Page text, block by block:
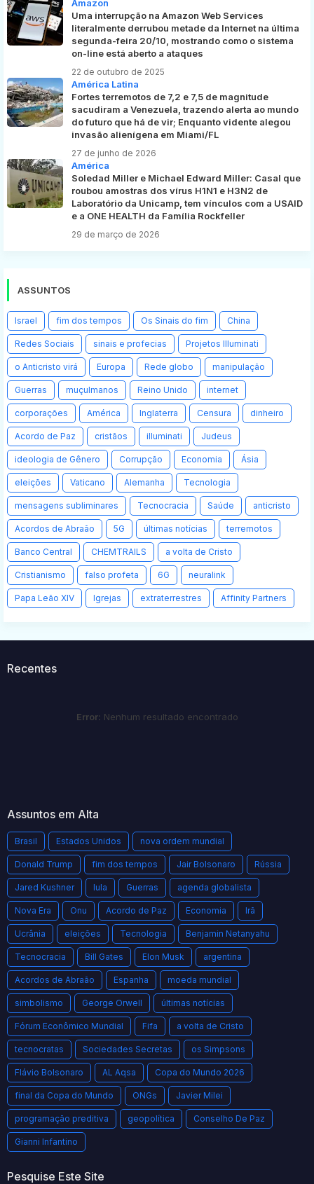
Amazon
Uma interrupção na Amazon Web Services
literalmente derrubou metade da Internet na última
segunda-feira 20/10, mostrando como o sistema
on-line está aberto a ataques
22 de outubro de 2025
América Latina
Fortes terremotos de 7,2 e 7,5 de magnitude
sacudiram a Venezuela, trazendo alerta ao mundo
do futuro que há de vir; Enquanto vidente alegou
invasão alienígena em Miami/FL
27 de junho de 2026
América
Soledad Miller e Michael Edward Miller: Casal que
roubou amostras dos vírus H1N1 e H3N2 de
Laboratório da Unicamp, tem vínculos com a USAID
e a ONE HEALTH da Família Rockfeller
29 de março de 2026
ASSUNTOS
Israel fim dos tempos Os Sinais do fim China
Redes Sociais sinais e profecias Projetos Illuminati
o Anticristo virá Europa Rede globo manipulação
Guerras muçulmanos Reino Unido internet
corporações América Inglaterra Censura dinheiro
Acordo de Paz cristãos illuminati Judeus
ideologia de Gênero Corrupção Economia Ásia
eleições Vaticano Alemanha Tecnologia
mensagens subliminares Tecnocracia Saúde anticristo
Acordos de Abraão 5G últimas notícias terremotos
Banco Central CHEMTRAILS a volta de Cristo
Cristianismo falso profeta 6G neuralink
Papa Leão XIV Igrejas extraterrestres Affinity Partners
Recentes
Error: Nenhum resultado encontrado
Assuntos em Alta
Brasil Estados Unidos nova ordem mundial
Donald Trump fim dos tempos Jair Bolsonaro Rússia
Jared Kushner lula Guerras agenda globalista
Nova Era Onu Acordo de Paz Economia Irã
Ucrânia eleições Tecnologia Benjamin Netanyahu
Tecnocracia Bill Gates Elon Musk argentina
Acordos de Abraão Espanha moeda mundial
simbolismo George Orwell últimas notícias
Fórum Econômico Mundial Fifa a volta de Cristo
tecnocratas Sociedades Secretas os Simpsons
Flávio Bolsonaro AL Aqsa Copa do Mundo 2026
final da Copa do Mundo ONGs Javier Milei
programação preditiva geopolítica Conselho De Paz
Gianni Infantino
Pesquise Este Site